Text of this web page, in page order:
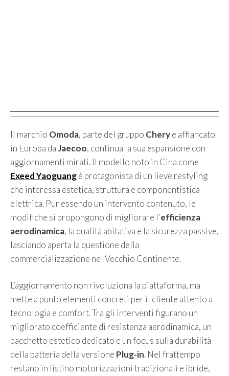
Il marchio Omoda, parte del gruppo Cherye affiancato
in Europa daJaecoo, continua la sua espansione con
aggiornamenti mirati. Il modello noto in Cina come
Exeed Yaoguangè protagonista di un lieve restyling
che interessa estetica, struttura e componentistica
elettrica. Pur essendo un intervento contenuto, le
modifiche si propongono di migliorare l’efficienza
aerodinamica, la qualità abitativa e la sicurezza passive,
lasciando aperta la questione della
commercializzazione nel Vecchio Continente.
L’aggiornamento non rivoluziona la piattaforma, ma
mette a punto elementi concreti per il cliente attento a
tecnologia e comfort. Tra gli interventi figurano un
migliorato coefficiente di resistenza aerodinamica, un
pacchetto estetico dedicato e un focus sulla durabilità
della batteria della versione Plug-in. Nel frattempo
restano in listino motorizzazioni tradizionali e ibride,